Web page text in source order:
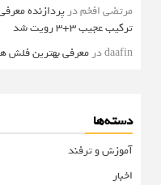
مرتضی افخمدر
ترکیب عجیب 3+3 رویت شد
daafinدر معرفی بهترین فلش های 64 گیگابایت با
دسته‌ها
آموزش و ترفند
اخبار